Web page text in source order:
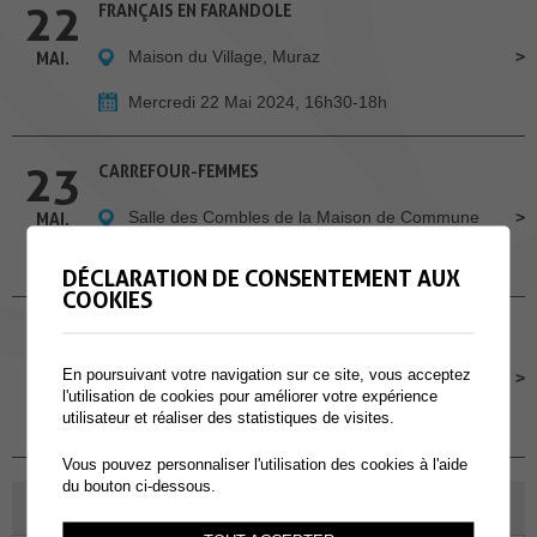
22
MAI.
FRANÇAIS EN FARANDOLE
Maison du Village, Muraz
Mercredi 22 Mai 2024, 16h30-18h
23
MAI.
CARREFOUR-FEMMES
Salle des Combles de la Maison de Commune
MAI. Salle des Combles | Maison de Commune
Lundi 27 Mai 2024, de 19h à 20h30
DÉCLARATION DE CONSENTEMENT AUX
COOKIES
En poursuivant votre navigation sur ce site, vous acceptez
l'utilisation de cookies pour améliorer votre expérience
utilisateur et réaliser des statistiques de visites.
Vous pouvez personnaliser l'utilisation des cookies à l'aide
du bouton ci-dessous.